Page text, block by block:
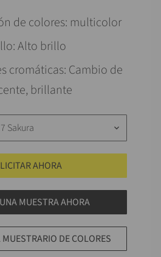
de colores: multicolor
Alto brillo
cromáticas: Cambio de
brillante
Sakura keyboard_arrow_down
AHORA
MUESTRA AHORA
MUESTRARIO DE COLORES